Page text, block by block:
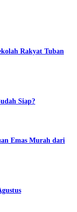
Rakyat Tuban
Siap?
Emas Murah dari